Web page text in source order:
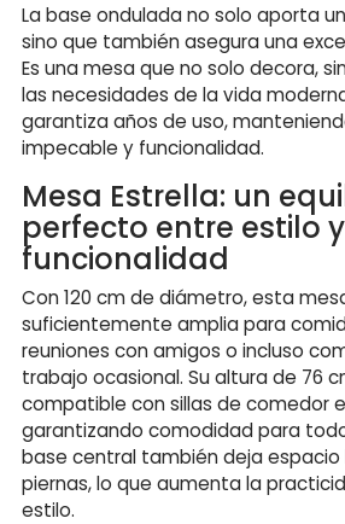
La base ondulada no solo aporta
sino que también asegura una
Es una mesa que no solo decora,
las necesidades de la vida
garantiza años de uso,
impecable y funcionalidad.
Mesa Estrella: un
perfecto entre estilo y
funcionalidad
Con 120 cm de diámetro, esta
suficientemente amplia para
reuniones con amigos o incluso
trabajo ocasional. Su altura de 76
compatible con sillas de comedor
garantizando comodidad para
base central también deja espacio
piernas, lo que aumenta la
estilo.